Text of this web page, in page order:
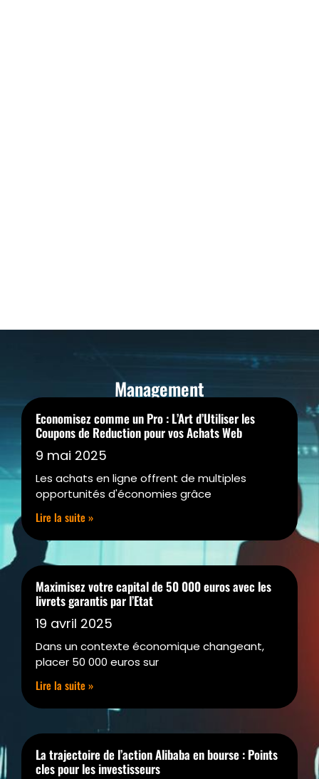
Management
Economisez comme un Pro : L’Art d’Utiliser les
Coupons de Reduction pour vos Achats Web
9 mai 2025
Les achats en ligne offrent de multiples
opportunités d'économies grâce
Lire la suite »
Maximisez votre capital de 50 000 euros avec les
livrets garantis par l’Etat
19 avril 2025
Dans un contexte économique changeant,
placer 50 000 euros sur
Lire la suite »
La trajectoire de l’action Alibaba en bourse : Points
cles pour les investisseurs